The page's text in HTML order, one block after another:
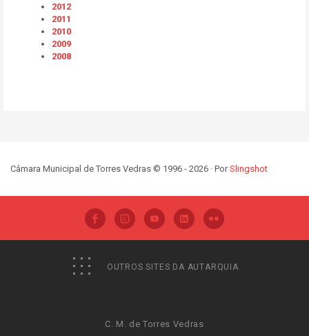
2012
2011
2010
2009
2008
Câmara Municipal de Torres Vedras © 1996 - 2026 · PorSlingshot
OUTROS SITES DA AUTARQUIA
C. M. de Torres Vedras